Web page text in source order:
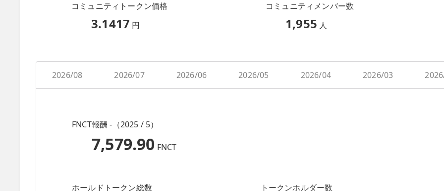
コミュニティトークン価格
3.1417 円
コミュニティメンバー数
1,955 人
2026/08 2026/07 2026/06 2026/05 2026/04 2026/03
FNCT報酬 -（2025 / 5）
7,579.90 FNCT
ホールドトークン総数 トークンホルダー数